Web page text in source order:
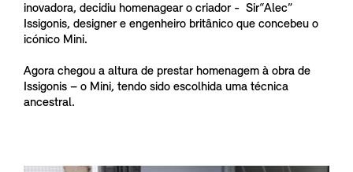
inovadora, decidiu homenagear o criador - Sir“Alec”
Issigonis, designer e engenheiro britânico que concebeu o
icónico Mini.
Agora chegou a altura de prestar homenagem à obra de
Issigonis – o Mini, tendo sido escolhida uma técnica
ancestral.